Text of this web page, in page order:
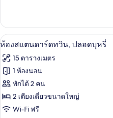
Floor)
เกี่ยว
กับ
ห้อง
น,
ปลอด
บุหรี่
(Casual,
Sky
Floor)
เปิด
ภาพถ่าย
ทั้งหมด
ของ
ห้อง
สแตนดาร์ด
46
ห้องสแตนดาร์ดทวิน, ปลอดบุหรี่
15 ตารางเมตร
1 ห้องนอน
พักได้ 2 คน
2 เตียงเดี่ยวขนาดใหญ่
Wi-Fi ฟรี